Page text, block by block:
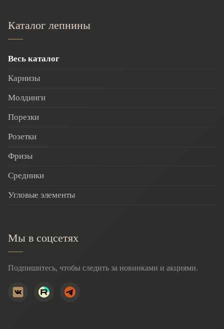
Каталог лепнины
Весь каталог
Карнизы
Молдинги
Порезки
Розетки
Фризы
Средники
Угловые элементы
Мы в соцсетях
Подпишитесь, чтобы следить за новинками и акциями.